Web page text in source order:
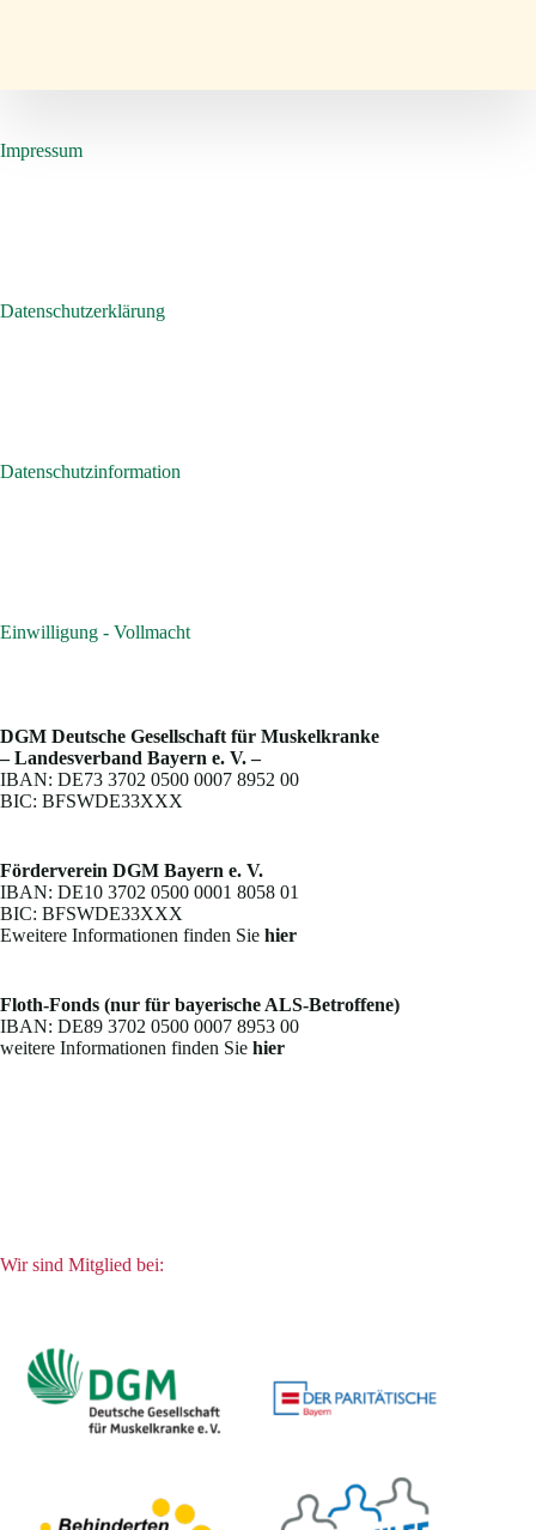
Impressum
Datenschutzerklärung
Datenschutzinformation
Einwilligung - Vollmacht
DGM Deutsche Gesellschaft für Muskelkranke
– Landesverband Bayern e. V. –
IBAN: DE73 3702 0500 0007 8952 00
BIC: BFSWDE33XXX
Förderverein DGM Bayern e. V.
IBAN: DE10 3702 0500 0001 8058 01
BIC: BFSWDE33XXX
Eweitere Informationen finden Sie hier
Floth-Fonds (nur für bayerische ALS-Betroffene)
IBAN: DE89 3702 0500 0007 8953 00
weitere Informationen finden Sie hier
Wir sind Mitglied bei: